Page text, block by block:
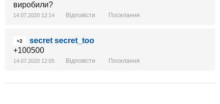
виробили?
14.07.2020 12:14 Відповісти Посилання
+2
secret secret_too
+100500
14.07.2020 12:05 Відповісти Посилання